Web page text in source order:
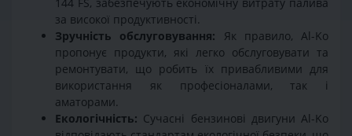
за високої продуктивності.
Зручність обслуговування: Як правило, Al-Ko
пропонує продукти, які легко обслуговувати та
ремонтувати, що робить їх привабливими для
використання як професіоналами, так і
аматорами.
Екологічність: Сучасні бензинові двигуни Al-Ko